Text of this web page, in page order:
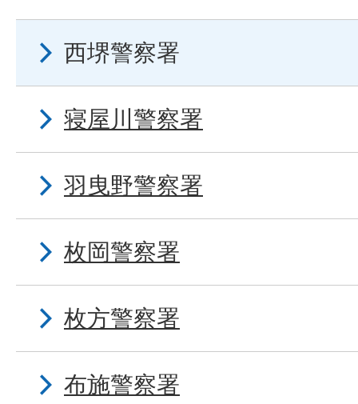
西堺警察署
寝屋川警察署
羽曳野警察署
枚岡警察署
枚方警察署
布施警察署